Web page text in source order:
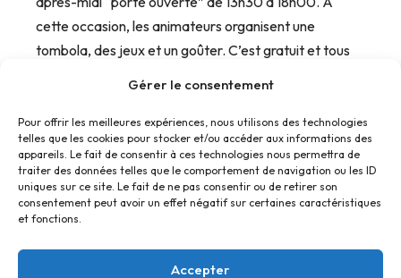
Gérer le consentement
Pour offrir les meilleures expériences, nous utilisons des technologies
telles que les cookies pour stocker et/ou accéder aux informations des
appareils. Le fait de consentir à ces technologies nous permettra de
traiter des données telles que le comportement de navigation ou les ID
uniques sur ce site. Le fait de ne pas consentir ou de retirer son
consentement peut avoir un effet négatif sur certaines caractéristiques
et fonctions.
Accepter
cette occasion, les animateurs organisent une
tombola, des jeux et un goûter. C’est gratuit et tous